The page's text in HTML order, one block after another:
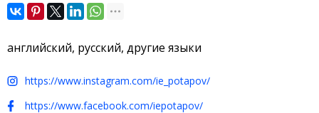
английский, русский, другие языки
https://www.instagram.com/ie_potapov/
https://www.facebook.com/iepotapov/